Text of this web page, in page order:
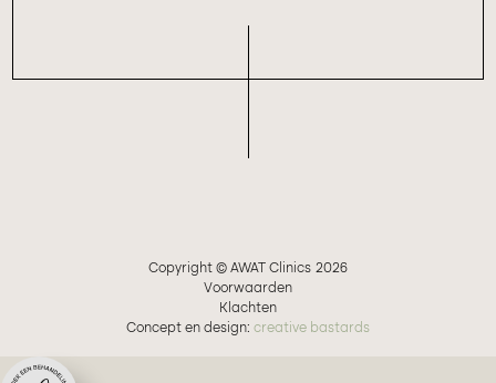
Copyright © AWAT Clinics 2026
Voorwaarden
Klachten
Concept en design: creative bastards